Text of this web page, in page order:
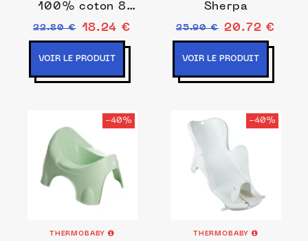
100% coton 8
pièces, Néo
Vintage
22.80 € 18.24 €
VOIR LE PRODUIT
Sherpa
25.90 € 20.72 €
VOIR LE PRODUIT
-40%
THERMOBABY
-40%
THERMOBABY